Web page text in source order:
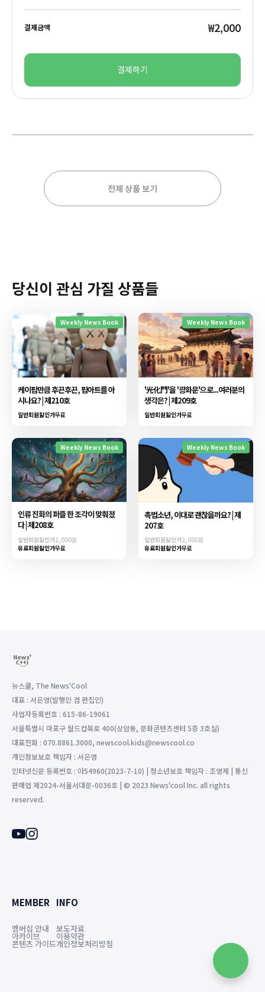
결제금액 ₩2,000
결제하기
전체 상품 보기
당신이 관심 가질 상품들
Weekly News Book
케이팝만큼 후끈후끈, 팝아트를 아
시나요? | 제210호
일반회원할인가무료
Weekly News Book
'光化門'을 '광화문'으로...여러분의
생각은? | 제209호
일반회원할인가무료
Weekly News Book
인류 진화의 퍼즐 한 조각이 맞춰졌
다 | 제208호
일반회원할인가2,000원
유료회원할인가무료
Weekly News Book
촉법소년, 이대로 괜찮을까요? | 제
207호
일반회원할인가2,000원
유료회원할인가무료
뉴스쿨, The News'Cool
대표 : 서은영(발행인 겸 편집인)
사업자등록번호 : 615-86-19061
서울특별시 마포구 월드컵북로 400(상암동, 문화콘텐츠센터 5층 3호실)
대표전화 : 070.8861.3000, newscool.kids@newscool.co
개인정보보호 책임자 : 서은영
인터넷신문 등록번호 : 아54960(2023-7-10) | 청소년보호 책임자 : 조영제 | 통신
판매업 제2024-서울서대문-0036호 | © 2023 News'cool Inc. all rights
reserved.
MEMBER
멤버십 안내
아카이브
콘텐츠 가이드
INFO
보도자료
이용약관
개인정보처리방침